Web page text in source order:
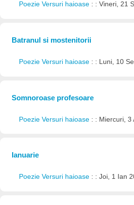
Poezie Versuri haioase : : Vineri, 21
Batranul si mostenitorii
Poezie Versuri haioase : : Luni, 10
Somnoroase profesoare
Poezie Versuri haioase : : Miercuri, 3
Ianuarie
Poezie Versuri haioase : : Joi, 1 Ian